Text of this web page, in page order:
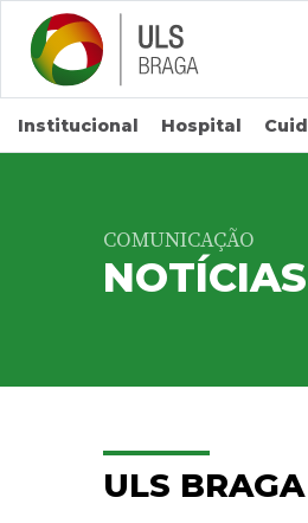
Saltar para conteúdo principal
Institucional Hospital
COMUNICAÇÃO
NOTÍCIAS
ULS